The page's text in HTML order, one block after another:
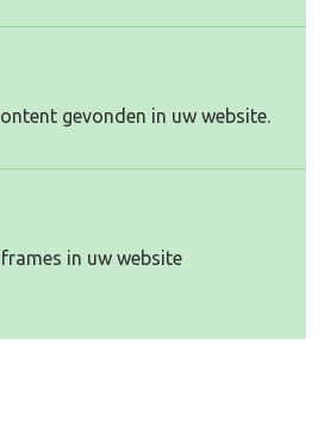
gevonden in uw website.
in uw website